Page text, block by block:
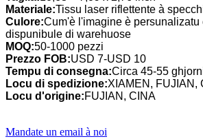
Materiale:Tissu laser riflettente à
Culore:Cum'è l'imagine è persunalizatu
dispunibule di warehuose
MOQ:50-1000 pezzi
Prezzo FOB:USD 7-USD 10
Tempu di consegna:Circa 45-55
Locu di spedizione:XIAMEN, FUJIAN,
Locu d'origine:FUJIAN, CINA
Mandate un email à noi